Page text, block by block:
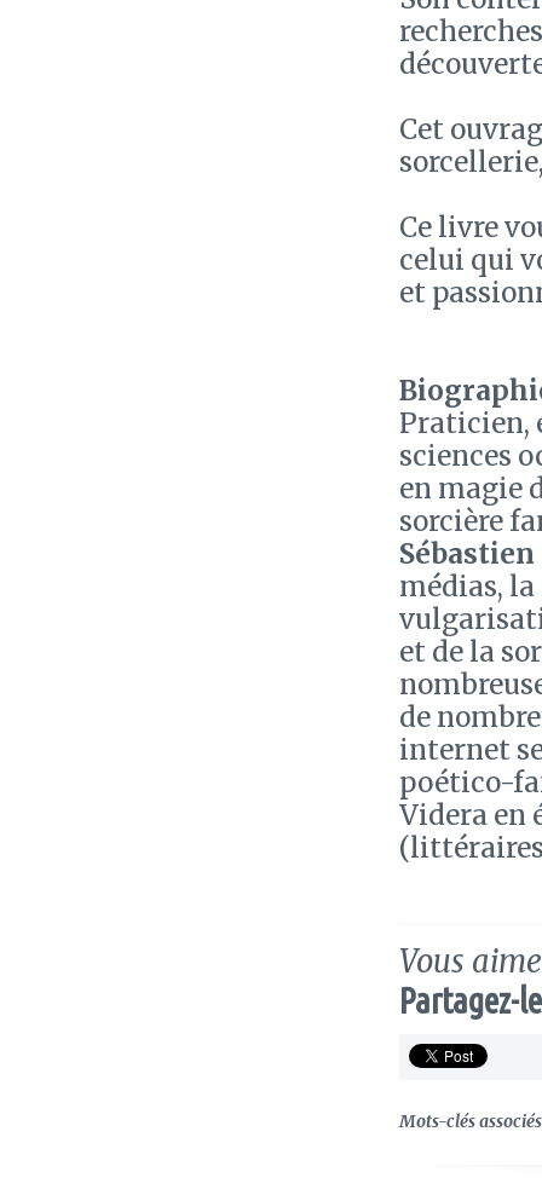
Cet
Ce livre
celui qui
et
Praticien,
sciences
en magie
sorcière
médias,
et de la
de
internet
poético-
Videra en
Vous
Partagez-
Mots-clés